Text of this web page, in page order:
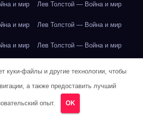
и мир Лев Толстой — Война и мир
и мир Лев Толстой — Война и мир
и мир Лев Толстой — Война и мир
и мир Лев Толстой — Война и мир
и мир Лев Толстой — Война и мир
куки-файлы и другие технологии, чтобы
а также предоставить лучший
опыт. OK